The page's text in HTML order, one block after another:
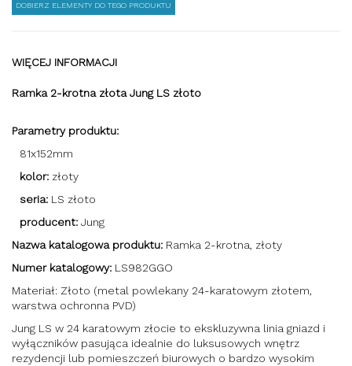
DOBIERZ ELEMENTY DO TEGO PRODUKTU
WIĘCEJ INFORMACJI
Ramka 2-krotna złota Jung LS złoto
Parametry produktu:
81x152mm
kolor: złoty
seria: LS złoto
producent: Jung
Nazwa katalogowa produktu: Ramka 2-krotna, złoty
Numer katalogowy: LS982GGO
Materiał: Złoto (metal powlekany 24-karatowym złotem,
warstwa ochronna PVD)
Jung LS w 24 karatowym złocie to ekskluzywna linia gniazd i
wyłączników pasująca idealnie do luksusowych wnętrz
rezydencji lub pomieszczeń biurowych o bardzo wysokim